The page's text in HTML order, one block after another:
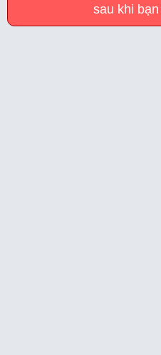
sau khi